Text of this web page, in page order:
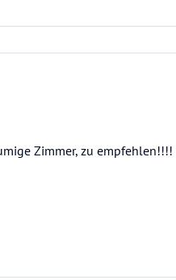
Zimmer, zu empfehlen!!!!